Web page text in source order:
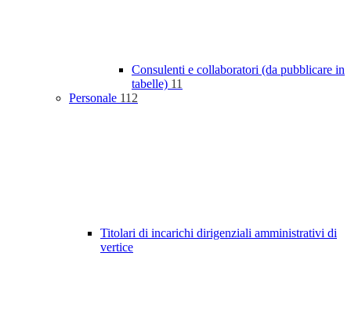
Consulenti e collaboratori (da pubblicare in
tabelle) 11
Personale 112
Titolari di incarichi dirigenziali amministrativi di
vertice